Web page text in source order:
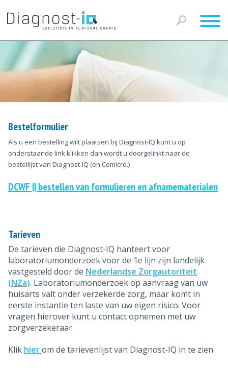
Bestelformulier
Als u een bestelling wilt plaatsen bij Diagnost-IQ kunt u op
onderstaande link klikken dan wordt u doorgelinkt naar de
bestellijst van Diagnost-IQ (en Comicro.)
DCWF || bestellen van formulieren en afnamematerialen
Tarieven
De tarieven die Diagnost-IQ hanteert voor
laboratoriumonderzoek voor de 1e lijn zijn landelijk
vastgesteld door de Nederlandse Zorgautoriteit
(NZa). Laboratoriumonderzoek op aanvraag van uw
huisarts valt onder verzekerde zorg, maar komt in
eerste instantie ten laste van uw eigen risico. Voor
vragen hierover kunt u contact opnemen met uw
zorgverzekeraar.
Klik hierom de tarievenlijst van Diagnost-IQ in te zien